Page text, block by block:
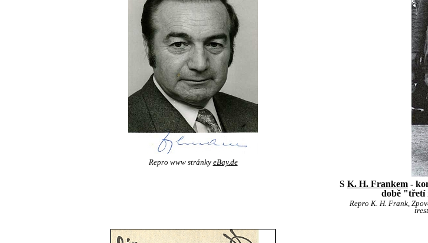
Repro www stránky eBay.de
S K. H. Frankem -
době "třetí
Repro K. H. Frank,